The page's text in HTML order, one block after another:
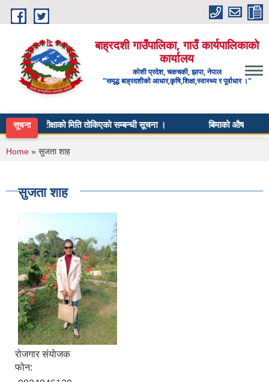
Skip to main content
बाह्रदशी गाउँपालिका, गाउँ कार्यपालिकाको
कार्यालय
कोशी प्रदेश, चकचकी, झापा, नेपाल
"समृद्ध बाह्रदशीको आधार,कृषि,शिक्षा,स्वास्थ्य र पूर्वाधार ।"
सूचना
लिखित परीक्षाको मिति तोकिएको सम्बन्धी सूचना । बिमाको औषधी तथा
You are here
Home » सुजता शाह
सुजता शाह
रोजगार संयाेजक
फोन: